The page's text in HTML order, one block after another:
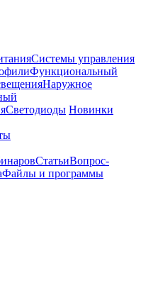
Системы управления
Функциональный
Наружное
Светодиоды Новинки
СтатьиВопрос-
Файлы и программы